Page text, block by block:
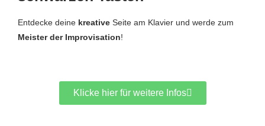
Entdecke deine kreative Seite am Klavier und werde zum
Meister der Improvisation!
Klicke hier für weitere Infos